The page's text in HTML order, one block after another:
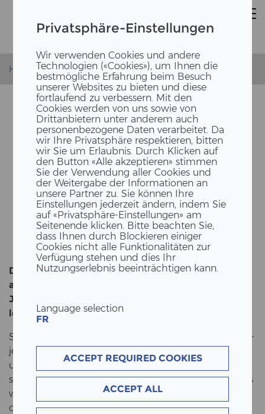
Privatsphäre-Einstellungen
Wir verwenden Cookies und andere
Technologien («Cookies»), um Ihnen die
bestmögliche Erfahrung beim Besuch
unserer Websites zu bieten und diese
fortlaufend zu verbessern. Mit den
Cookies werden von uns sowie von
Drittanbietern unter anderem auch
personenbezogene Daten verarbeitet. Da
wir Ihre Privatsphäre respektieren, bitten
wir Sie um Erlaubnis. Durch Klicken auf
den Button «Alle akzeptieren» stimmen
Sie der Verwendung aller Cookies und
der Weitergabe der Informationen an
unsere Partner zu. Sie können Ihre
Einstellungen jederzeit ändern, indem Sie
auf «Privatsphäre-Einstellungen» am
Seitenende klicken. Bitte beachten Sie,
dass Ihnen durch Blockieren einiger
Cookies nicht alle Funktionalitäten zur
Verfügung stehen und dies Ihr
Nutzungserlebnis beeinträchtigen kann.
Language selection
FR
ACCEPT REQUIRED COOKIES
ACCEPT ALL
Homepage News 75 Jahre auf 9 Metern Holz
75 JAHRE AUF 9 ME­TERN
HOLZ
Die meis­ten Fir­men ver­trau­en bei einem Ju­bi­lä­um
auf be­währ­te Mass­nah­men. Nicht so wir. Zum 75-​
Jahr-Jubiläum woll­ten wir ein­drück­lich an das Ge­
leis­te­te er­in­nern.
So ent­stand die Idee zu einem ganz be­son­de­ren Pro­
jekt: Ein Tisch, auf dem die wich­tigs­ten Mei­len­stei­ne
un­se­rer letz­ten 75 Jahre als Il­lus­tra­tio­nen ver­ewigt
sind. Von den An­fän­gen als klei­ne Zim­me­rei über das
weg­wei­sen­de Pa­tent «Schwal­ben­schwanz­ver­bin­
dung» bis hin zur Neu­zeit, als wir das erste und das